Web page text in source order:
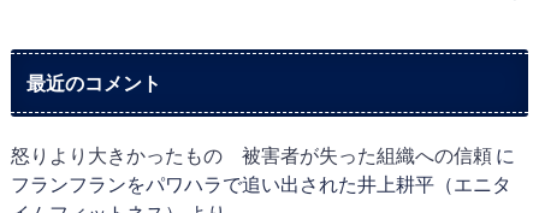
最近のコメント
怒りより大きかったもの 被害者が失った組織への信頼に
フランフランをパワハラで追い出された井上耕平（エニタ